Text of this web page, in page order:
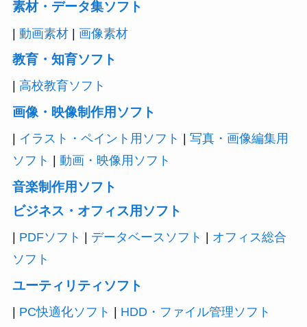
素材・データ集ソフト
| 動画素材| 画像素材
教育・知育ソフト
高校教育ソフト
画像・映像制作用ソフト
イラスト・ペイント用ソフト
写真・画像編集用
ソフト
動画・映像用ソフト
音楽制作用ソフト
ビジネス・オフィス用ソフト
PDFソフト データベースソフト
オフィス総合
ソフト
ユーティリティソフト
PC快適化ソフト HDD・ファイル管理ソフト